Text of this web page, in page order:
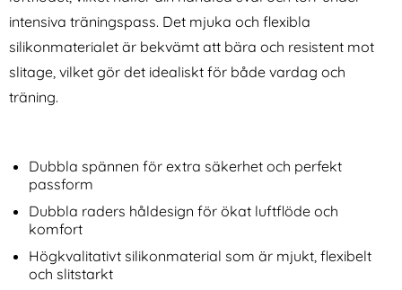
Yellow Daisy
Tillgänglighet:
I lager
Köp
Galaxy Z Flip 6 / 7 FE Skal Fjäril Textur Rosa
Tillgänglighet:
I lager
Samsung Galaxy S26 Ultra
intensiva träningspass. Det mjuka och flexibla
silikonmaterialet är bekvämt att bära och resistent mot
slitage, vilket gör det idealiskt för både vardag och
träning.
Dubbla spännen för extra säkerhet och perfekt
passform
Dubbla raders håldesign för ökat luftflöde och
komfort
Högkvalitativt silikonmaterial som är mjukt, flexibelt
och slitstarkt